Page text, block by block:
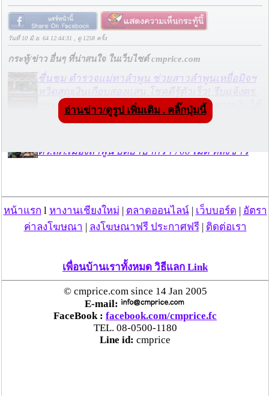
วันที่ 10 มิ.ย. 64 12:44:31 , ดู 1258 ครั้ง
กระทู้/ข่าว อื่นๆ ที่น่าสนใจ ในเว็บไซต์ cmprice.com
ชื่นชม ตำรวจแม่ทาลำพูน ช่วยสาวลำพูนเหยื่อมิจฯ
หวิดสูญเงินเกือบสองแสน โชคดีรู้ตัวเร็ว! รีบแจ้งตร.
ประสาน สตช.สายด่วน 1441 อายัดบัญชี-ตามเงินได้
ตร.สภ.เมืองลำพูน ยึดยาบ้ากว่า 700 เม็ด หลังชาว
แม่สะเรียง ลุยตรวจ “สกุชชี่“ ของเล่นอันตราย พบไร้
มาตรฐานเสี่ยงอันตราย สั่งห้ามขาย-เตือนภัยผู้
“ลาว” ส่ง “24 คนไทย” กลับประเทศผ่านด่าน
เชียงของ เพื่อดำเนินการตามกฎหมาย พบส่วนใหญ่มี
เอี่ยวแก๊งคอลเซ็นเตอร์
“ตรีนุช” เปิดตัวระบบ “e-WorkPermit” ลงทะเบียน
แรงงานต่างด้าวออนไลน์ ให้บริการ 24 ชั่วโมงทั่ว
อ่านข่าว/ดูรูป เพิ่มเติม . คลิ๊กปุ่มนี้
หน้าแรก l หางานเชียงใหม่ ตลาดออนไลน์| เว็บบอร์ด
อัตรา
ค่าลงโฆษณา
ลงโฆษณาฟรี ประกาศฟรี| ติดต่อเรา
เพื่อนบ้านเราทั้งหมด วิธีแลก Link
© cmprice.com since 14 Jan 2005
E-mail:
FaceBook : facebook.com/cmprice.fc
TEL. 08-0500-1180
Line id: cmprice